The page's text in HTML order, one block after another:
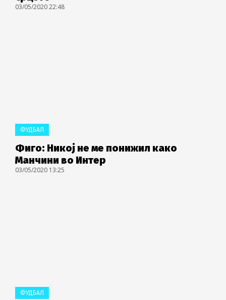
03/05/2020 22:48
ФУДБАЛ
Фиго: Никој не ме понижил како
Манчини во Интер
03/05/2020 13:25
ФУДБАЛ